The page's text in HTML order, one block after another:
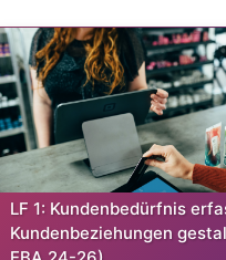
Kurs:
LF 1: Kundenbedürfnis
Kundenbeziehungen